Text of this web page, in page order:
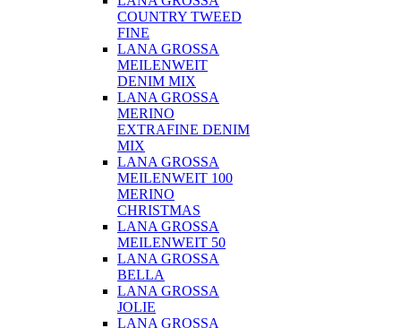
COUNTRY TWEED
FINE
LANA GROSSA
MEILENWEIT
DENIM MIX
LANA GROSSA
MERINO
EXTRAFINE DENIM
MIX
LANA GROSSA
MEILENWEIT 100
MERINO
CHRISTMAS
LANA GROSSA
MEILENWEIT 50
LANA GROSSA
BELLA
LANA GROSSA
JOLIE
LANA GROSSA